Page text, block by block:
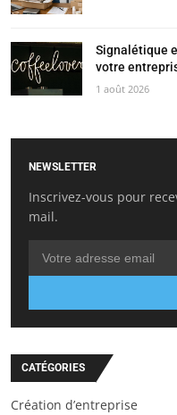
Signalétique
votre
1 août 2026
NEWSLETTER
Inscrivez-vous pour
mail.
CATÉGORIES
Création d’entreprise